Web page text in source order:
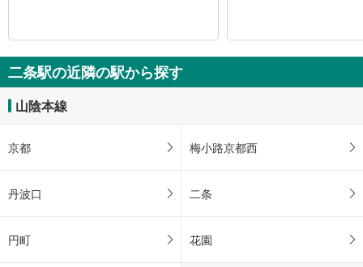
二条駅の近隣の駅から探す
山陰本線
京都 梅小路京都西
丹波口 二条
円町 花園